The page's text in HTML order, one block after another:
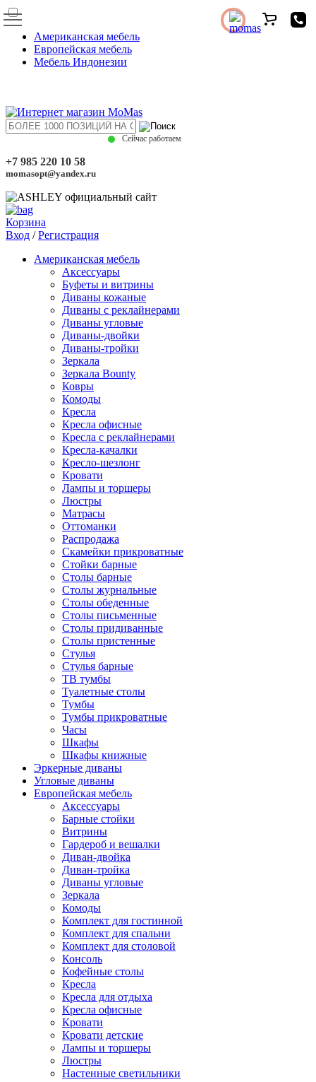
Американская мебель
Европейская мебель
Мебель Индонезии
Сейчас работаем
+7 985 220 10 58
momasopt@yandex.ru
Корзина
Вход /Регистрация
Американская мебель
Аксессуары
Буфеты и витрины
Диваны кожаные
Диваны с реклайнерами
Диваны угловые
Диваны-двойки
Диваны-тройки
Зеркала
Зеркала Bounty
Ковры
Комоды
Кресла
Кресла офисные
Кресла с реклайнерами
Кресла-качалки
Кресло-шезлонг
Кровати
Лампы и торшеры
Люстры
Матрасы
Оттоманки
Распродажа
Скамейки прикроватные
Стойки барные
Столы барные
Столы журнальные
Столы обеденные
Столы письменные
Столы придиванные
Столы пристенные
Стулья
Стулья барные
ТВ тумбы
Туалетные столы
Тумбы
Тумбы прикроватные
Часы
Шкафы
Шкафы книжные
Эркерные диваны
Угловые диваны
Европейская мебель
Аксессуары
Барные стойки
Витрины
Гардероб и вешалки
Диван-двойка
Диван-тройка
Диваны угловые
Зеркала
Комоды
Комплект для гостинной
Комплект для спальни
Комплект для столовой
Консоль
Кофейные столы
Кресла
Кресла для отдыха
Кресла офисные
Кровати
Кровати детские
Лампы и торшеры
Люстры
Настенные светильники